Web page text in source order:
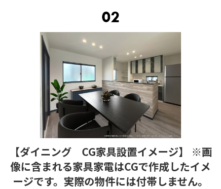
【ダイニング CG家具設置イメージ】 ※画
像に含まれる家具家電はCGで作成したイメ
ージです。実際の物件には付帯しません。